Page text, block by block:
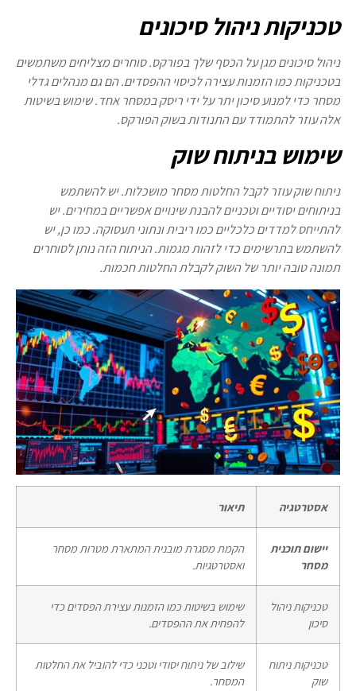
טכניקות ניהול סיכונים
ניהול סיכונים מגן על הכסף שלך בפורקס. סוחרים מצליחים משתמשים
בטכניקות כמו הזמנות עצירה לכיסוי ההפסדים. הם גם מנהלים גדלי
מסחר כדי למנוע סיכון יתר על ידי ריסק במסחר אחד. שימוש בשיטות
אלה עוזר להתמודד עם התנודות בשוק הפורקס.
שימוש בניתוח שוק
ניתוח שוק עוזר לקבל החלטות מסחר מושכלות. יש להשתמש
בניתוחים יסודיים וטכניים להבנת שינויים אפשריים במחירים. יש
להתייחס למדדים כלכליים כמו ריבית ונתוני תעסוקה. כמו כן, יש
להשתמש בתרשימים כדי לזהות מגמות. הניתוח הזה נותן לסוחרים
תמונה טובה יותר של השוק לקבלת החלטות חכמות.
אסטרטגיה תיאור
יישום תוכנית
מסחר
הקמת מסגרת מובנית המתארת מטרות מסחר
ואסטרטגיות.
טכניקות ניהול
סיכון
שימוש בשיטות כמו הזמנות עצירת הפסדים כדי
להפחית את ההפסדים.
טכניקות ניתוח
שוק
שילוב של ניתוח יסודי וטכני כדי להוביל את החלטות
המסחר.